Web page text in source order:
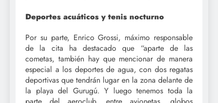
Deportes acuáticos y tenis nocturno
Por su parte, Enrico Grossi, máximo responsable
de la cita ha destacado que “aparte de las
cometas, también hay que mencionar de manera
especial a los deportes de agua, con dos regatas
deportivas que tendrán lugar en la zona delante de
la playa del Gurugú. Y luego tenemos toda la